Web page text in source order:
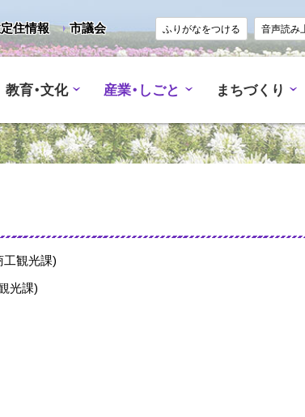
住情報 市議会 ふりがなをつける
音声読み
教育・文化 産業・しごと まちづくり
工観光課)
光課)